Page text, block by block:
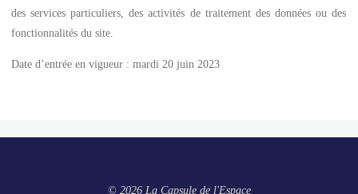
des services particuliers, des activités de traitement des données ou des
fonctionnalités du site.
Date d’entrée en vigueur : mardi 20 juin 2023
© 2026 La Capsule de l'Espace